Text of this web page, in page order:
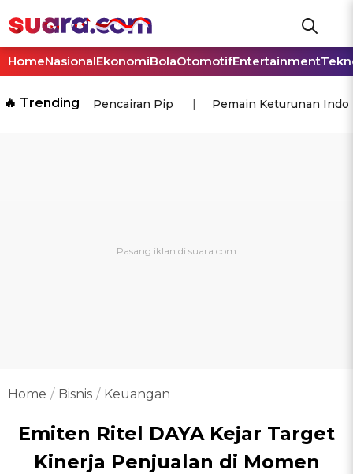
HomeNasionalEkonomiBolaOtomotifEntertainment
🔥 Trending Pencairan Pip Pemain Keturunan
Home Bisnis Keuangan
Emiten Ritel DAYA Kejar Target
Kinerja Penjualan di Momen